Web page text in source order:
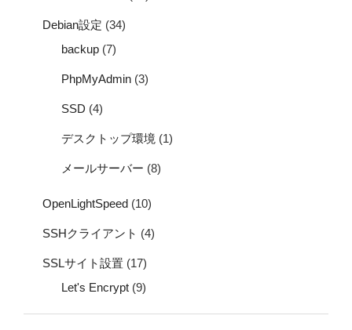
Debian設定 (34)
backup (7)
PhpMyAdmin (3)
SSD (4)
デスクトップ環境 (1)
メールサーバー (8)
OpenLightSpeed (10)
SSHクライアント (4)
SSLサイト設置 (17)
Let's Encrypt (9)